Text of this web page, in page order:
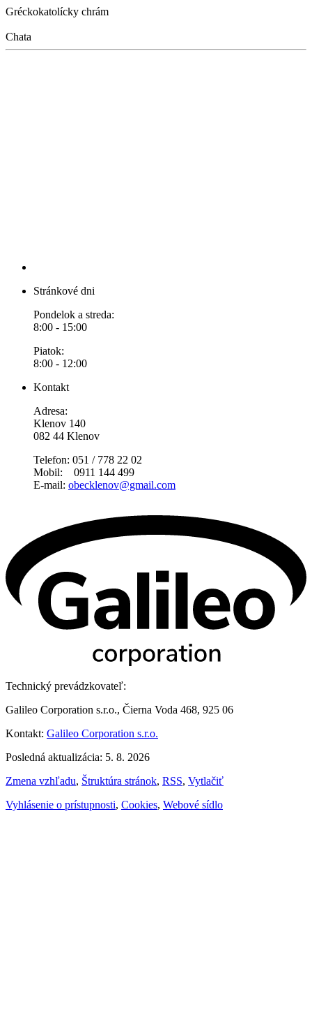
Gréckokatolícky chrám
Chata
Stránkové dni
Pondelok a streda:
8:00 - 15:00
Piatok:
8:00 - 12:00
Kontakt
Adresa:
Klenov 140
082 44 Klenov
Telefon: 051 / 778 22 02
Mobil: 0911 144 499
E-mail: obecklenov@gmail.com
Technický prevádzkovateľ:
Galileo Corporation s.r.o., Čierna Voda 468, 925 06
Kontakt: Galileo Corporation s.r.o.
Posledná aktualizácia: 5. 8. 2026
Zmena vzhľadu, Štruktúra stránok, RSS, Vytlačiť
Vyhlásenie o prístupnosti, Cookies, Webové sídlo